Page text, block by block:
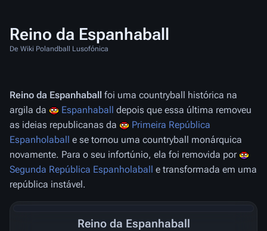
Reino da Espanhaball
De Wiki Polandball Lusofónica
Reino da Espanhaball foi uma countryball histórica na
argila da
Espanhaball depois que essa última removeu
as ideias republicanas da
Primeira República
Espanholaball e se tornou uma countryball monárquica
novamente. Para o seu infortúnio, ela foi removida por
Segunda República Espanholaball e transformada em uma
república instável.
Reino da Espanhaball